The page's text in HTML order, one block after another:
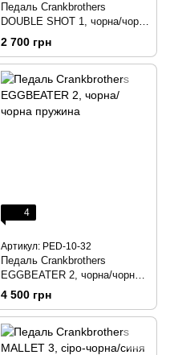
Педаль Crankbrothers
DOUBLE SHOT 1, чорна/чорна
пружина
2 700 грн
4
Артикул: PED-10-32
Педаль Crankbrothers
EGGBEATER 2, чорна/чорна
пружина
4 500 грн